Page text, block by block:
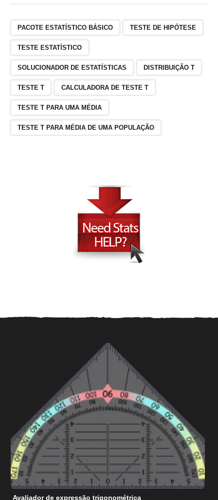
PACOTE ESTATÍSTICO BÁSICO TESTE DE HIPÓTESE
TESTE ESTATÍSTICO
SOLUCIONADOR DE ESTATÍSTICAS DISTRIBUIÇÃO T
TESTE T CALCULADORA DE TESTE T
TESTE T PARA UMA MÉDIA
TESTE T PARA MÉDIA DE UMA POPULAÇÃO
Avaliador de expressão trigonométrica